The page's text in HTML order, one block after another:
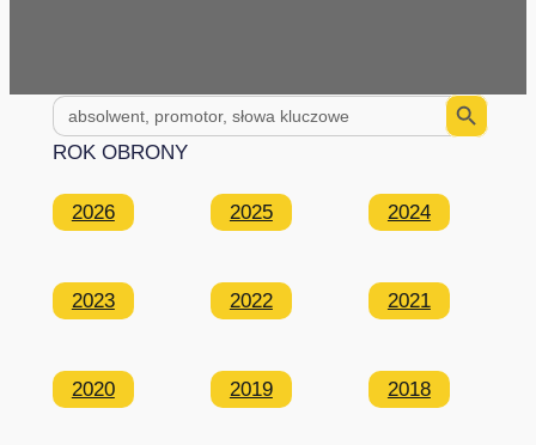
Search
for:
Search Button
ROK OBRONY
2026 2025 2024
2023 2022 2021
2020 2019 2018